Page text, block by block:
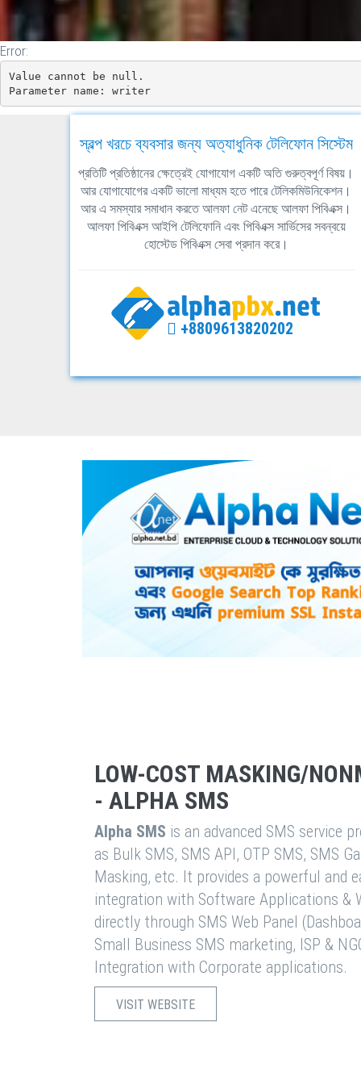
Error:
Value cannot be null.
Parameter name: writer
স্বল্প খরচে ব্যবসার জন্য অত্যাধুনিক টেলিফোন সিস্টেম
প্রতিটি প্রতিষ্ঠানের ক্ষেত্রেই যোগাযোগ একটি অতি গুরুত্বপূর্ণ বিষয়।
আর যোগাযোগের একটি ভালো মাধ্যম হতে পারে টেলিকমিউনিকেশন।
আর এ সমস্যার সমাধান করতে আলফা নেট এনেছে আলফা পিবিএক্স।
আলফা পিবিএক্স আইপি টেলিফোনি এবং পিবিএক্স সার্ভিসের সবন্বয়ে
হোস্টেড পিবিএক্স সেবা প্রদান করে।
+8809613820202
LOW-COST MASKING/
- ALPHA SMS
Alpha SMS is an advanced SMS service
as Bulk SMS, SMS API, OTP SMS, SMS
Masking, etc. It provides a powerful and
integration with Software Applications &
directly through SMS Web Panel
Small Business SMS marketing, ISP &
Integration with Corporate applications.
VISIT WEBSITE